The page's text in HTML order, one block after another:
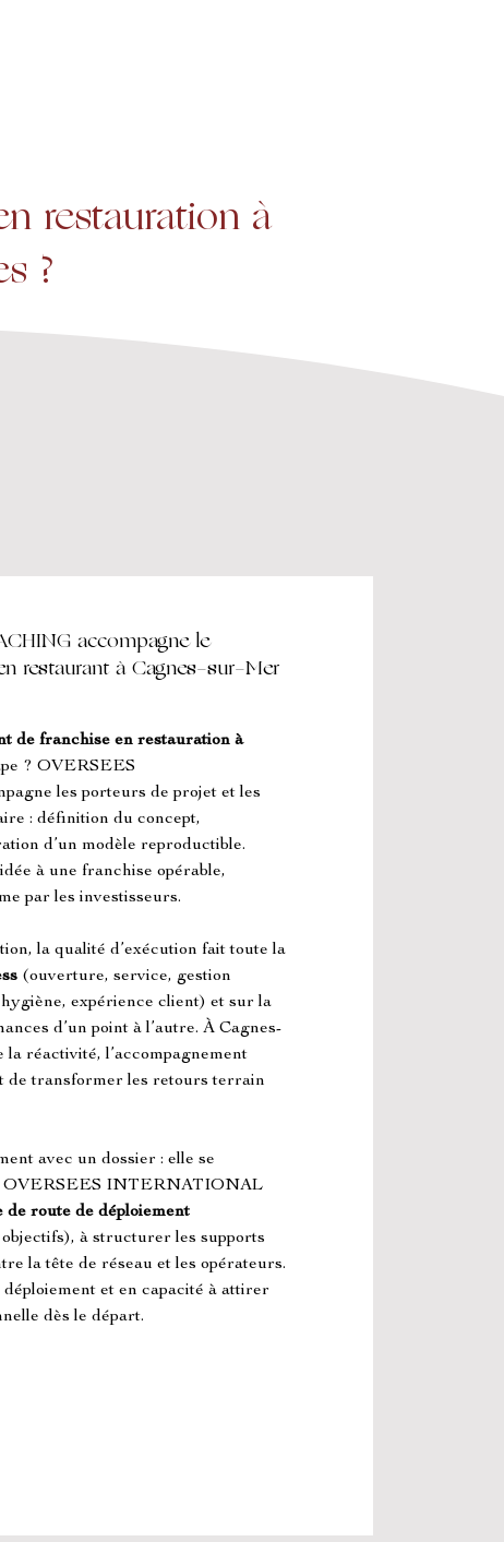
restauration à
?
accompagne le
restaurant à Cagnes-sur-Mer
de franchise en restauration à
? OVERSEES
les porteurs de projet et les
: définition du concept,
d’un modèle reproductible.
à une franchise opérable,
par les investisseurs.
la qualité d’exécution fait toute la
(ouverture, service, gestion
expérience client) et sur la
d’un point à l’autre. À Cagnes-
réactivité, l’accompagnement
de transformer les retours terrain
avec un dossier : elle se
OVERSEES INTERNATIONAL
de route de déploiement
à structurer les supports
la tête de réseau et les opérateurs.
et en capacité à attirer
dès le départ.